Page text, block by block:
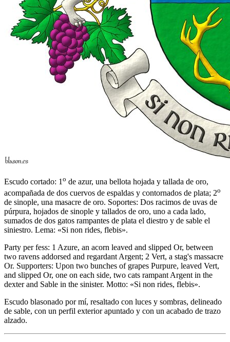
Escudo cortado: 1 o de azur, una bellota hojada y tallada de oro,
acompañada de dos cuervos de espaldas y contornados de plata; 2o
de sinople, una masacre de oro. Soportes: Dos racimos de uvas de
púrpura, hojados de sinople y tallados de oro, uno a cada lado,
sumados de dos gatos rampantes de plata el diestro y de sable el
siniestro. Lema: «Si non rides, flebis».
Party per fess: 1 Azure, an acorn leaved and slipped Or, between
two ravens addorsed and regardant Argent; 2 Vert, a stag's massacre
Or. Supporters: Upon two bunches of grapes Purpure, leaved Vert,
and slipped Or, one on each side, two cats rampant Argent in the
dexter and Sable in the sinister. Motto: «Si non rides, flebis».
Escudo blasonado por mí, resaltado con luces y sombras, delineado
de sable, con un perfil exterior apuntado y con un acabado de trazo
alzado.